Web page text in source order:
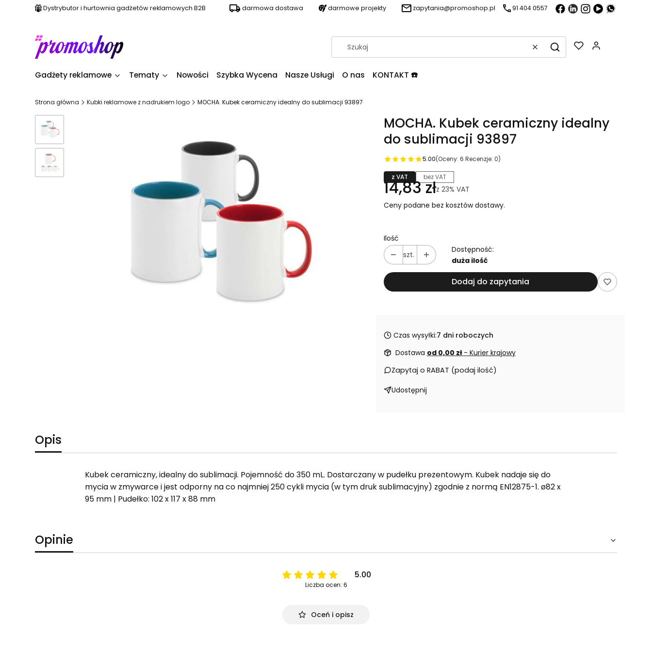
Dystrybutor i hurtownia gadżetów reklamowych B2B darmowa dostawa darmowe projekty zapytania@promoshop.pl 91 404 0557
WyczyśćSzukaj
Gadżety reklamowe Tematy Nowości Szybka Wycena Nasze Usługi O nas KONTAKT ☎️
Strona główna Kubki reklamowe z nadrukiem logo MOCHA. Kubek ceramiczny idealny do sublimacji 93897
MOCHA. Kubek ceramiczny idealny
do sublimacji 93897
5.00(Oceny: 6 Recenzje: 0)
z VAT bez VAT
14,83 złz 23% VAT
Ceny podane bez kosztów dostawy.
Ilość
szt.
Dostępność:
duża ilość
Dodaj do zapytania
Czas wysyłki:7 dni roboczych
Dostawa od 0,00 zł - Kurier krajowy
Zapytaj o RABAT (podaj ilość)
Udostępnij
Opis
Kubek ceramiczny, idealny do sublimacji. Pojemność do 350 mL. Dostarczany w pudełku prezentowym. Kubek nadaje się do
mycia w zmywarce i jest odporny na co najmniej 250 cykli mycia (w tym druk sublimacyjny) zgodnie z normą EN12875-1. ø82 x
95 mm | Pudełko: 102 x 117 x 88 mm
Opinie
5.00
Liczba ocen: 6
Oceń i opisz